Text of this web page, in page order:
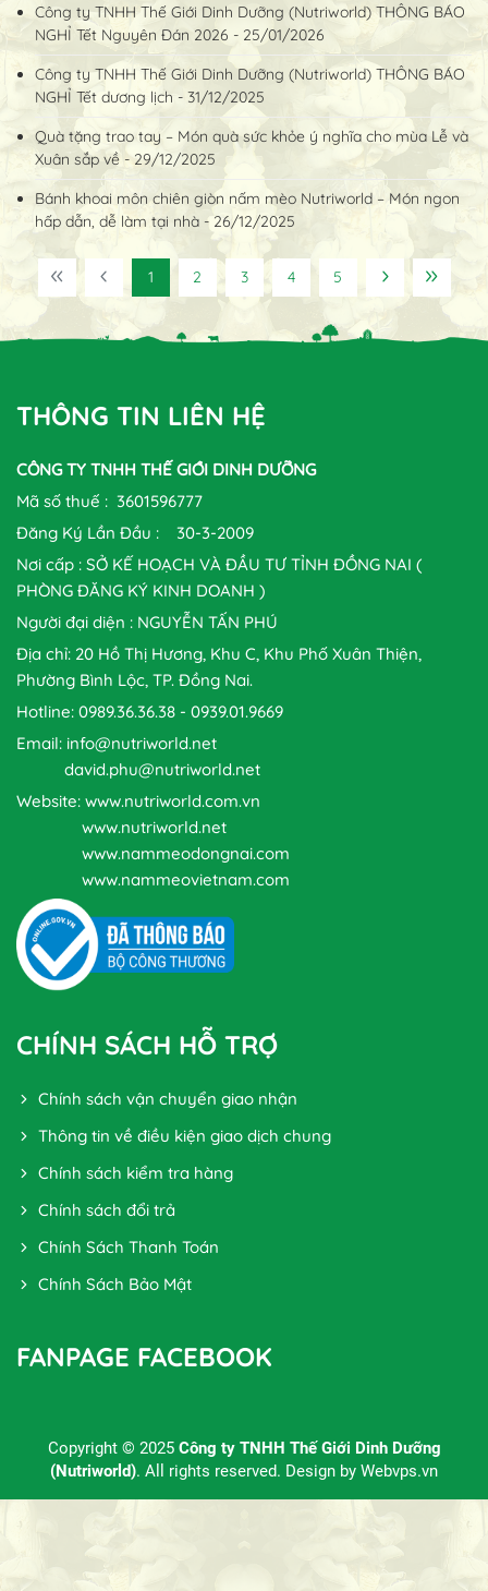
Công ty TNHH Thế Giới Dinh Dưỡng (Nutriworld) THÔNG BÁO
NGHỈ Tết Nguyên Đán 2026 - 25/01/2026
Công ty TNHH Thế Giới Dinh Dưỡng (Nutriworld) THÔNG BÁO
NGHỈ Tết dương lịch - 31/12/2025
Quà tặng trao tay – Món quà sức khỏe ý nghĩa cho mùa Lễ và
Xuân sắp về - 29/12/2025
Bánh khoai môn chiên giòn nấm mèo Nutriworld – Món ngon
hấp dẫn, dễ làm tại nhà - 26/12/2025
1 2 3 4 5
THÔNG TIN LIÊN HỆ
CÔNG TY TNHH THẾ GIỚI DINH DƯỠNG
Mã số thuế : 3601596777
Đăng Ký Lần Đầu : 30-3-2009
Nơi cấp : SỞ KẾ HOẠCH VÀ ĐẦU TƯ TỈNH ĐỒNG NAI (
PHÒNG ĐĂNG KÝ KINH DOANH )
Người đại diện : NGUYỄN TẤN PHÚ
Địa chỉ: 20 Hồ Thị Hương, Khu C, Khu Phố Xuân Thiện,
Phường Bình Lộc, TP. Đồng Nai.
Hotline: 0989.36.36.38 - 0939.01.9669
Email: info@nutriworld.net
david.phu@nutriworld.net
Website: www.nutriworld.com.vn
www.nutriworld.net
www.nammeodongnai.com
www.nammeovietnam.com
CHÍNH SÁCH HỖ TRỢ
Chính sách vận chuyển giao nhận
Thông tin về điều kiện giao dịch chung
Chính sách kiểm tra hàng
Chính sách đổi trả
Chính Sách Thanh Toán
Chính Sách Bảo Mật
FANPAGE FACEBOOK
Copyright © 2025 Công ty TNHH Thế Giới Dinh Dưỡng
(Nutriworld). All rights reserved. Design by Webvps.vn